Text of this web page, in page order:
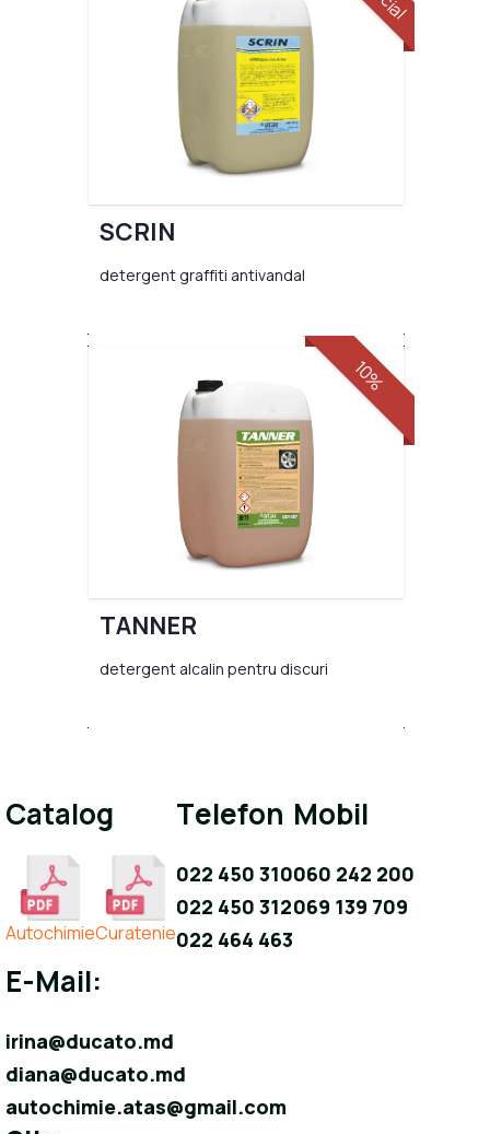
SCRIN
detergent graffiti antivandal
10%
TANNER
detergent alcalin pentru discuri
Catalog
AutochimieCuratenie
Telefon
022 450 310
022 450 312
022 464 463
Mobil
060 242 200
069 139 709
E-Mail:
irina@ducato.md
diana@ducato.md
autochimie.atas@gmail.com